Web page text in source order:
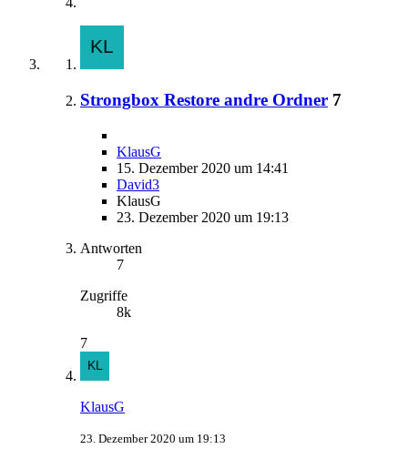
Strongbox Restore andre Ordner 7
KlausG
15. Dezember 2020 um 14:41
David3
KlausG
23. Dezember 2020 um 19:13
Antworten
7
Zugriffe
8k
7
KlausG
23. Dezember 2020 um 19:13